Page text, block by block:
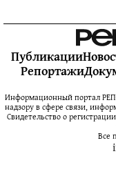
Публикации
Репортажи
Информационный портал
надзору в сфере связи,
Свидетельство о
Все